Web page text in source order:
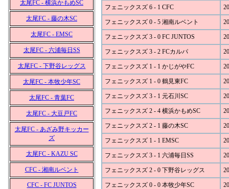
太尾FC - 横浜かもめSC
太尾FC - 藤の木SC
太尾FC - EMSC
太尾FC - 六浦毎日SS
太尾FC - 下野谷レッグス
太尾FC - 本牧少年SC
太尾FC - 青葉FC
太尾FC - 大豆戸FC
太尾FC - あざみ野キッカー
ズ
太尾FC - KAZU SC
CFC - 湘南ルベント
CFC - FC JUNTOS
フェニックスズ 6 - 1 CFC
フェニックスズ 0 - 5 湘南ルベント
フェニックスズ 3 - 0 FC JUNTOS
フェニックスズ 3 - 2 FCカルパ
フェニックスズ 1 - 1 かじがやFC
フェニックスズ 1 - 0 鶴見東FC
フェニックスズ 3 - 1 元石川SC
フェニックスズ 2 - 4 横浜かもめSC
フェニックスズ 2 - 1 藤の木SC
フェニックスズ 1 - 1 EMSC
フェニックスズ 3 - 1 六浦毎日SS
フェニックスズ 2 - 0 下野谷レッグス
フェニックスズ 0 - 0 本牧少年SC